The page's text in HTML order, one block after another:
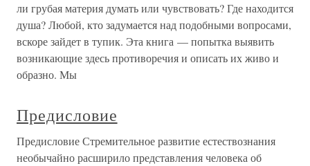
ли грубая материя думать или чувствовать? Где находится
душа? Любой, кто задумается над подобными вопросами,
вскоре зайдет в тупик. Эта книга — попытка выявить
возникающие здесь противоречия и описать их живо и
образно. Мы
Предисловие
Предисловие Стремительное развитие естествознания
необычайно расширило представления человека об